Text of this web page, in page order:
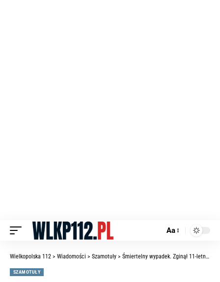
Aa
Wielkopolska 112 > Wiadomości > Szamotuły > Śmiertelny wypadek. Zginął 11-letni chłopiec. Samochód uderzył dachem w drzewo (ZDJĘCIA CZYTELNIKA)
SZAMOTUŁY